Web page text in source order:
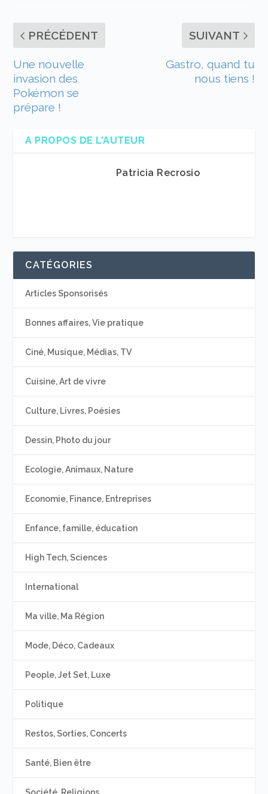
PRÉCÉDENT
Une nouvelle
invasion des
Pokémon se
prépare !
SUIVANT
Gastro, quand tu
nous tiens !
A PROPOS DE L'AUTEUR
Patricia Recrosio
CATÉGORIES
Articles Sponsorisés
Bonnes affaires, Vie pratique
Ciné, Musique, Médias, TV
Cuisine, Art de vivre
Culture, Livres, Poésies
Dessin, Photo du jour
Ecologie, Animaux, Nature
Economie, Finance, Entreprises
Enfance, famille, éducation
High Tech, Sciences
International
Ma ville, Ma Région
Mode, Déco, Cadeaux
People, Jet Set, Luxe
Politique
Restos, Sorties, Concerts
Santé, Bien être